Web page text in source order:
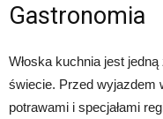
Gastronomia
Włoska kuchnia jest
świecie. Przed wyjazdem
potrawami i specjałami